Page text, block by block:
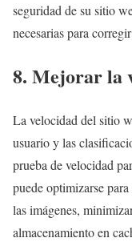
seguridad de su sitio
necesarias para
8. Mejorar la
La velocidad del sitio
usuario y las
prueba de velocidad
puede optimizarse
las imágenes,
almacenamiento en